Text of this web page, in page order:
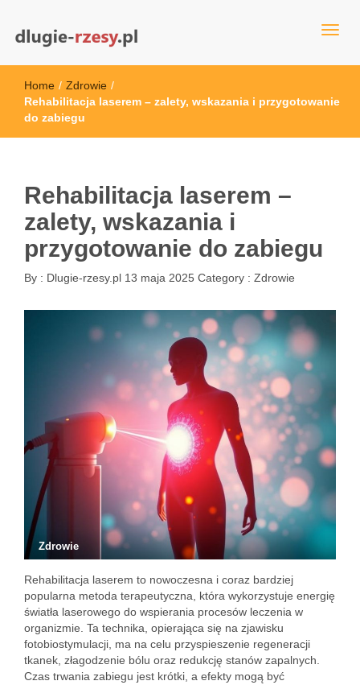
dlugie-rzesy.pl
Home / Zdrowie /
Rehabilitacja laserem – zalety, wskazania i przygotowanie
do zabiegu
Rehabilitacja laserem –
zalety, wskazania i
przygotowanie do zabiegu
By : Dlugie-rzesy.pl 13 maja 2025 Category : Zdrowie
Zdrowie
Rehabilitacja laserem to nowoczesna i coraz bardziej
popularna metoda terapeutyczna, która wykorzystuje energię
światła laserowego do wspierania procesów leczenia w
organizmie. Ta technika, opierająca się na zjawisku
fotobiostymulacji, ma na celu przyspieszenie regeneracji
tkanek, złagodzenie bólu oraz redukcję stanów zapalnych.
Czas trwania zabiegu jest krótki, a efekty mogą być